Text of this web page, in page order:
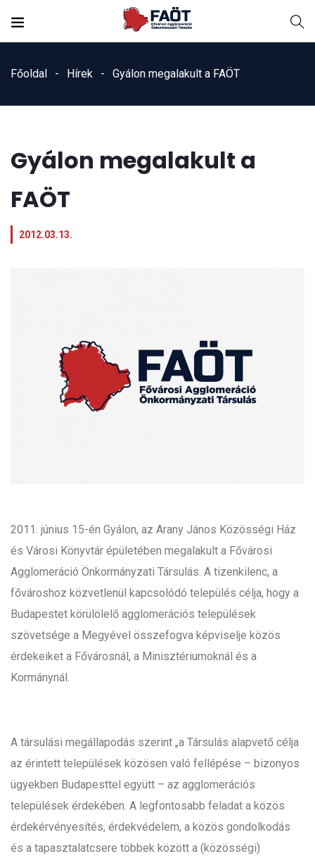
Főoldal Hírek Gyálon megalakult a FAÖT
Gyálon megalakult a
FAÖT
2012.03.13.
2011. június 15-én Gyálon, az Arany János Közösségi Ház
és Városi Könyvtár épületében megalakult a Fővárosi
Agglomeráció Önkormányzati Társulás. A tizenkilenc, a
fővároshoz közvetlenül kapcsolódó település célja, hogy a
Budapestet körülölelő agglomerációs települések
szövetsége a Megyével összefogva képviselje közös
érdekeiket a Fővárosnál, a Minisztériumoknál és a
Kormánynál.
A társulási megállapodás szerint „a Társulás alapvető célja
az érintett települések közösen való fellépése – bizonyos
ügyekben Budapesttel együtt – az agglomerációs
települések érdekében. A legfontosabb feladat a közös
érdekérvényesítés, érdekvédelem, a közös gondolkodás
és a tapasztalatcsere többek között a (közösségi)